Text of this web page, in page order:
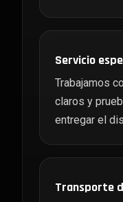
Servicio
Trabajamos
claros y
entregar el
Transporte